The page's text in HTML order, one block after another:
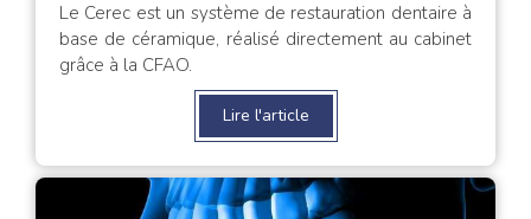
Le Cerec est un système de restauration dentaire à
base de céramique, réalisé directement au cabinet
grâce à la CFAO.
Lire l'article